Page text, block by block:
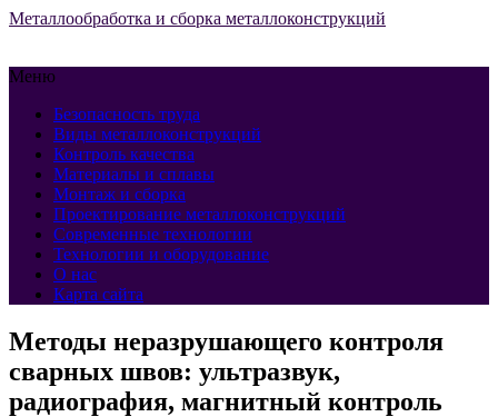
Металлообработка и сборка металлоконструкций
Меню
Безопасность труда
Виды металлоконструкций
Контроль качества
Материалы и сплавы
Монтаж и сборка
Проектирование металлоконструкций
Современные технологии
Технологии и оборудование
О нас
Карта сайта
Методы неразрушающего контроля
сварных швов: ультразвук,
радиография, магнитный контроль